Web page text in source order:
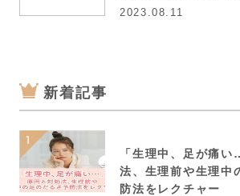
2023.08.11
新着記事
「生理中、足が痛
法、生理前や生理中
防法をレクチャー